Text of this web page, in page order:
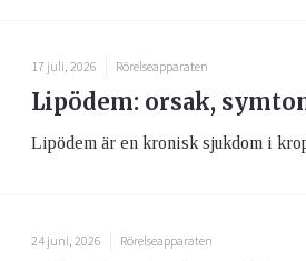
17 juli, 2026 Rörelseapparaten
Lipödem: orsak,
Lipödem är en kronisk sjukdom i
24 juni, 2026 Rörelseapparaten